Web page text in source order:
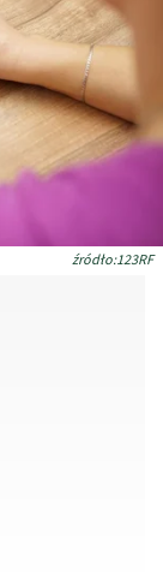
źródło:123RF